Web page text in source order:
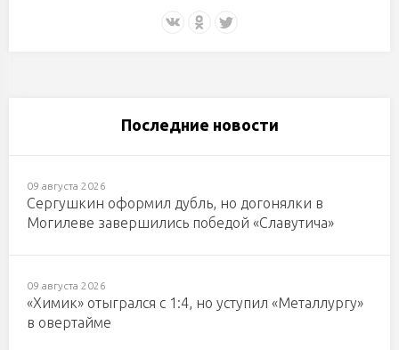
Последние новости
09 августа 2026
Сергушкин оформил дубль, но догонялки в
Могилеве завершились победой «Славутича»
09 августа 2026
«Химик» отыгрался с 1:4, но уступил «Металлургу»
в овертайме